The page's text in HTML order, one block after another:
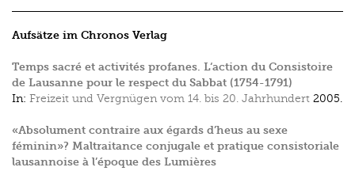
Aufsätze im Chronos Verlag
Temps sacré et activités profanes. L‘action du Consistoire
de Lausanne pour le respect du Sabbat (1754-1791)
In: Freizeit und Vergnügen vom 14. bis 20. Jahrhundert 2005.
«Absolument contraire aux égards d’heus au sexe
féminin»? Maltraitance conjugale et pratique consistoriale
lausannoise à l’époque des Lumières